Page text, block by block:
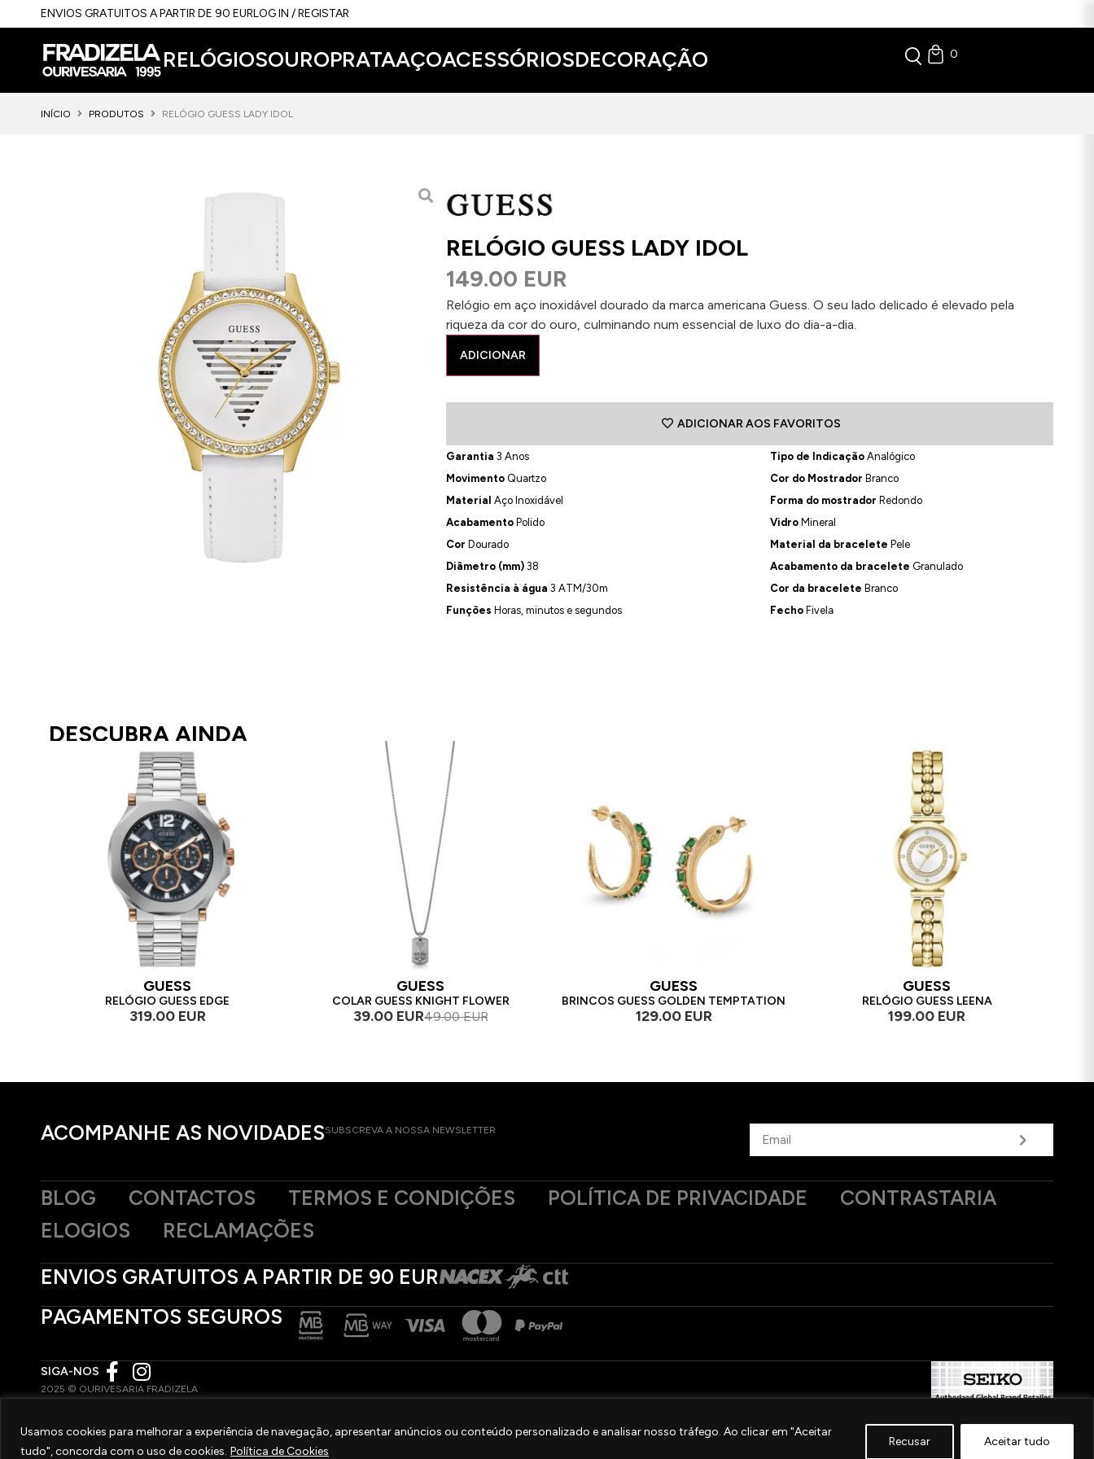
Usamos cookies para melhorar a experiência de navegação, apresentar anúncios ou conteúdo personalizado e analisar nosso tráfego. Ao clicar em "Aceitar
tudo", concorda com o uso de cookies. Política de Cookies
Recusar Aceitar tudo
ENVIOS GRATUITOS A PARTIR DE 90 EURLOG IN / REGISTAR
RELÓGIOSOUROPRATAAÇOACESSÓRIOSDECORAÇÃO 0
INÍCIO PRODUTOS RELÓGIO GUESS LADY IDOL
RELÓGIO GUESS LADY IDOL
149.00 EUR
Relógio em aço inoxidável dourado da marca americana Guess. O seu lado delicado é elevado pela
riqueza da cor do ouro, culminando num essencial de luxo do dia-a-dia.
ADICIONAR
ADICIONAR AOS FAVORITOS
Garantia 3 Anos
MovimentoQuartzo
Material Aço Inoxidável
AcabamentoPolido
Cor Dourado
Diâmetro (mm)38
Resistência à água 3 ATM/30m
Funções Horas, minutos e segundos
Tipo de IndicaçãoAnalógico
Cor do Mostrador Branco
Forma do mostrador Redondo
VidroMineral
Material da bracelete Pele
Acabamento da bracelete Granulado
Cor da bracelete Branco
FechoFivela
DESCUBRA AINDA
GUESS
RELÓGIO GUESS EDGE
319.00 EUR
GUESS
COLAR GUESS KNIGHT FLOWER
39.00 EUR49.00 EUR
GUESS
BRINCOS GUESS GOLDEN TEMPTATION
129.00 EUR
GUESS
RELÓGIO GUESS LEENA
199.00 EUR
ACOMPANHE AS NOVIDADESSUBSCREVA A NOSSA NEWSLETTER
BLOG CONTACTOS TERMOS E CONDIÇÕES POLÍTICA DE PRIVACIDADE
CONTRASTARIA
ELOGIOS
RECLAMAÇÕES
ENVIOS GRATUITOS A PARTIR DE 90 EUR
PAGAMENTOS SEGUROS
SIGA-NOS
2025 © OURIVESARIA FRADIZELA